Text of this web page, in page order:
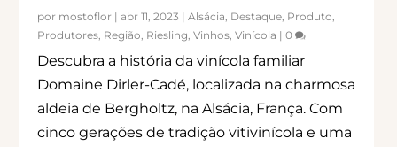
por mostoflor |abr 11, 2023 |Alsácia, Destaque, Produto,
Produtores, Região, Riesling,Vinhos,Vinícola |0
Descubra a história da vinícola familiar
Domaine Dirler-Cadé, localizada na charmosa
aldeia de Bergholtz, na Alsácia, França. Com
cinco gerações de tradição vitivinícola e uma